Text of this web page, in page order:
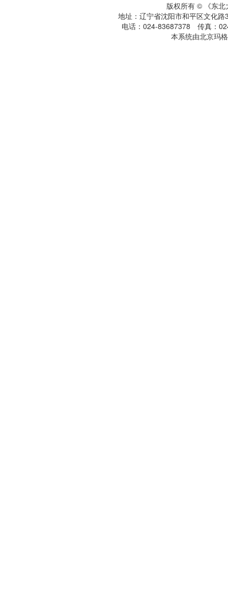
版权所有 © 《东北
地址：辽宁省沈阳市和平区文化
电话：024-83687378 传真：
本系统由北京玛